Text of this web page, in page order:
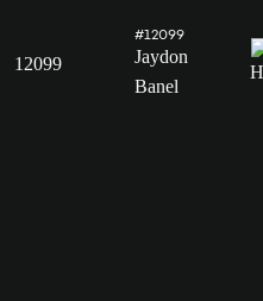
12099
#12099
Jaydon
Banel